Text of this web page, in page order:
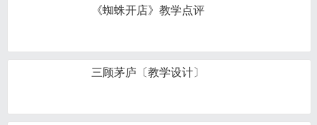
《蜘蛛开店》教学点评
三顾茅庐〔教学设计〕